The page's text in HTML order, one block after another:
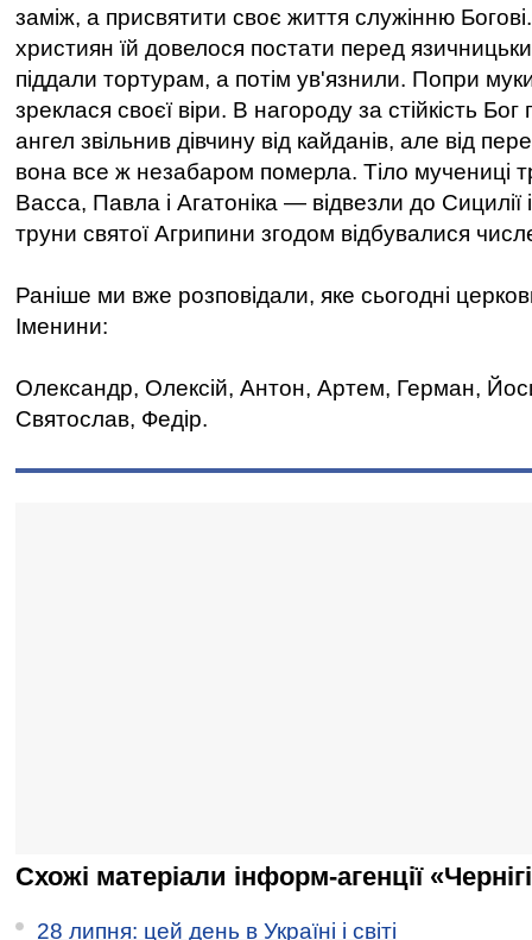
заміж, а присвятити своє життя служінню
християн їй довелося постати перед
піддали тортурам, а потім ув'язнили. Попри
зреклася своєї віри. В нагороду за стійкість
ангел звільнив дівчину від кайданів, але від
вона все ж незабаром померла. Тіло мучениці
Васса, Павла і Агатоніка — відвезли до Сицилії
труни святої Агрипини згодом відбувалися
Раніше ми вже розповідали, яке сьогодні
Іменини:
Олександр, Олексій, Антон, Артем, Герман,
Святослав, Федір.
Схожі матеріали інформ-агенції
28 липня: цей день в Україні і світі